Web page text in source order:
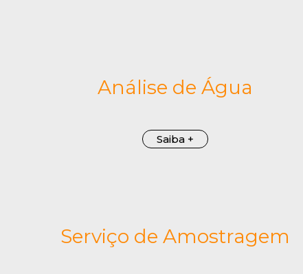
Análise de Água
Saiba +
Serviço de Amostragem